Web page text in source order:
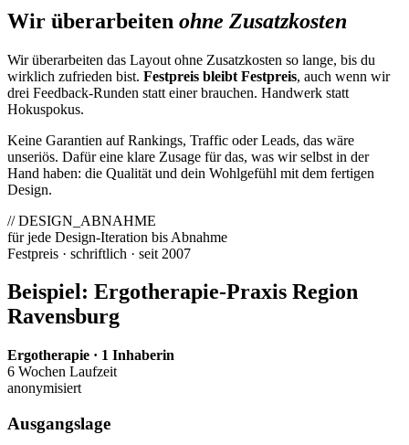
Wir überarbeiten ohne Zusatzkosten
Wir überarbeiten das Layout ohne Zusatzkosten so lange, bis du
wirklich zufrieden bist. Festpreis bleibt Festpreis, auch wenn wir
drei Feedback-Runden statt einer brauchen. Handwerk statt
Hokuspokus.
Keine Garantien auf Rankings, Traffic oder Leads, das wäre
unseriös. Dafür eine klare Zusage für das, was wir selbst in der
Hand haben: die Qualität und dein Wohlgefühl mit dem fertigen
Design.
// DESIGN_ABNAHME
für jede Design-Iteration bis Abnahme
Festpreis · schriftlich · seit 2007
Beispiel: Ergotherapie-Praxis Region
Ravensburg
Ergotherapie · 1 Inhaberin
6 Wochen Laufzeit
anonymisiert
Ausgangslage